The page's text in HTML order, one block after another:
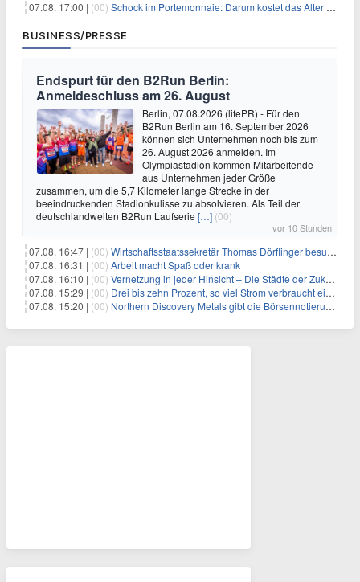
07.08. 17:00 | (00) Schock im Portemonnaie: Darum kostet das Alter deutlich mehr als Sie denken
BUSINESS/PRESSE
Endspurt für den B2Run Berlin:
Anmeldeschluss am 26. August
Berlin, 07.08.2026 (lifePR) - Für den
B2Run Berlin am 16. September 2026
können sich Unternehmen noch bis zum
26. August 2026 anmelden. Im
Olympiastadion kommen Mitarbeitende
aus Unternehmen jeder Größe
zusammen, um die 5,7 Kilometer lange Strecke in der
beeindruckenden Stadionkulisse zu absolvieren. Als Teil der
deutschlandweiten B2Run Laufserie […] (00)
vor 10 Stunden
07.08. 16:47 | (00) Wirtschaftsstaatssekretär Thomas Dörflinger besucht Handwerksbetrieb im Kammerbezirk Freiburg
07.08. 16:31 | (00) Arbeit macht Spaß oder krank
07.08. 16:10 | (00) Vernetzung in jeder Hinsicht – Die Städte der Zukunft sind grün-blau
07.08. 15:29 | (00) Drei bis zehn Prozent, so viel Strom verbraucht ein Aufzug im Gebäude
07.08. 15:20 | (00) Northern Discovery Metals gibt die Börsennotierung an der Frankfurter Wertpapierbörse bekannt